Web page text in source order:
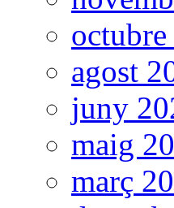
octubre
agost
juny
maig
març